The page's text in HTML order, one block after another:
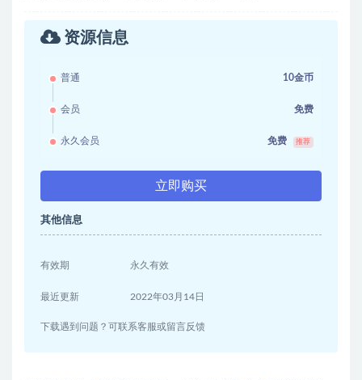
资源信息
普通 10金币
会员 免费
永久会员 免费 推荐
立即购买
其他信息
有效期 永久有效
最近更新 2022年03月14日
下载遇到问题？可联系客服或留言反馈